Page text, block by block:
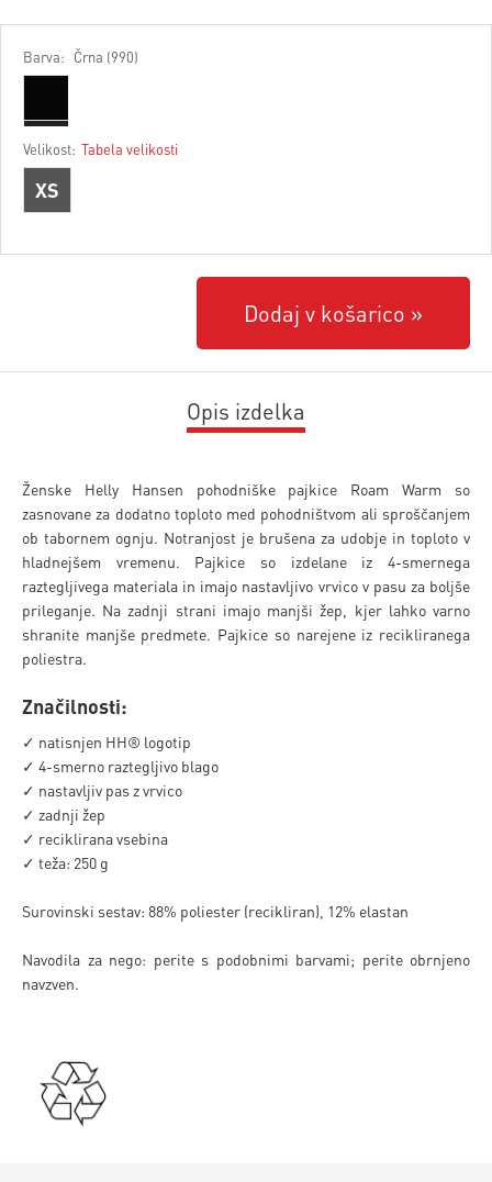
Barva: Črna (990)
Velikost: Tabela velikosti
XS
Dodaj v košarico
Opis izdelka
Ženske Helly Hansen pohodniške pajkice Roam Warm so
zasnovane za dodatno toploto med pohodništvom ali sproščanjem
ob tabornem ognju. Notranjost je brušena za udobje in toploto v
hladnejšem vremenu. Pajkice so izdelane iz 4-smernega
raztegljivega materiala in imajo nastavljivo vrvico v pasu za boljše
prileganje. Na zadnji strani imajo manjši žep, kjer lahko varno
shranite manjše predmete. Pajkice so narejene iz recikliranega
poliestra.
Značilnosti:
✓ natisnjen HH® logotip
✓ 4-smerno raztegljivo blago
✓ nastavljiv pas z vrvico
✓ zadnji žep
✓ reciklirana vsebina
✓ teža: 250 g
Surovinski sestav: 88% poliester (recikliran), 12% elastan
Navodila za nego: perite s podobnimi barvami; perite obrnjeno
navzven.